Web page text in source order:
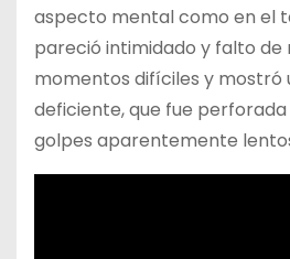
aspecto mental como en el
pareció intimidado y falto de
momentos difíciles y mostró
deficiente, que fue
golpes aparentemente